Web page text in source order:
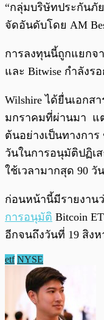
“กลุ่มบริษัทประกันภั
จัดอันดับโดย AM
การลงทุนนี้ถูกแยกจา
และ Bitwise กำลังร
Wilshire ได้ยื่นเอกส
มกราคมที่ผ่านมา แ
ต้นอย่างเป็นทางการ
วันในการอนุมัติปฏิเ
ใช้เวลามากสุด 90
ก่อนหน้านี้มีรายงาน
การอนุมัติ Bitcoin
อีกจนถึงวันที่ 19 สิง
etf NYSE